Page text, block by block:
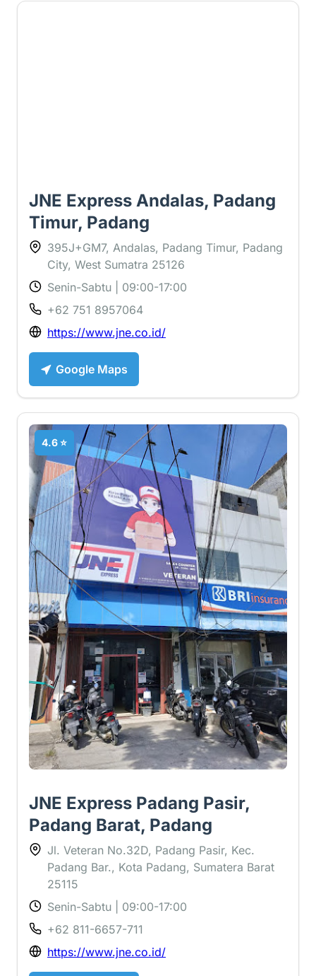
JNE Express Andalas, Padang
Timur, Padang
395J+GM7, Andalas, Padang Timur, Padang
City, West Sumatra 25126
Senin-Sabtu | 09:00-17:00
+62 751 8957064
https://www.jne.co.id/
Google Maps
4.6 ⭐
JNE Express Padang Pasir,
Padang Barat, Padang
Jl. Veteran No.32D, Padang Pasir, Kec.
Padang Bar., Kota Padang, Sumatera Barat
25115
Senin-Sabtu | 09:00-17:00
+62 811-6657-711
https://www.jne.co.id/